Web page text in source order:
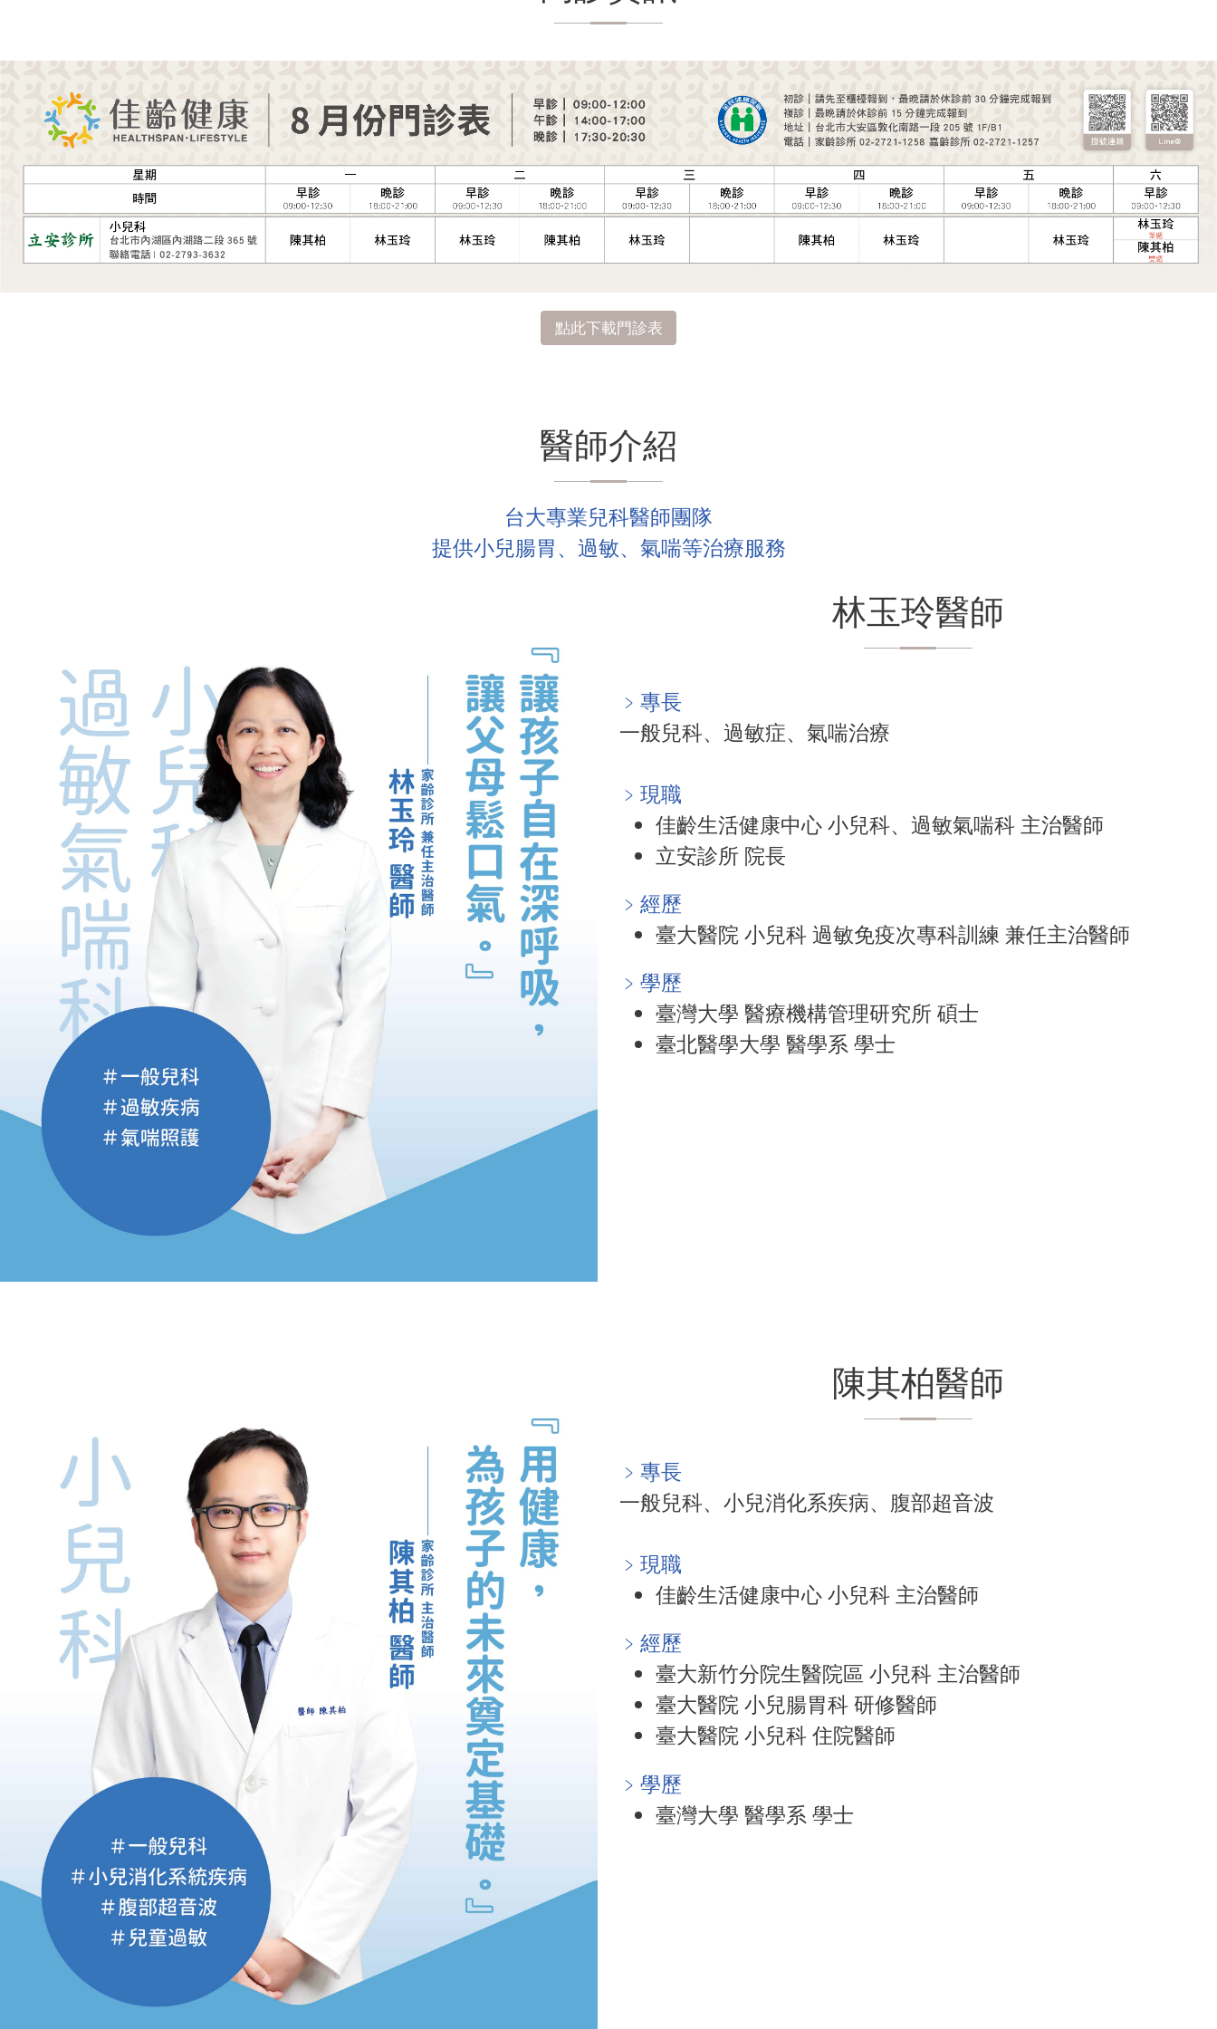
點此下載門診表
醫師介紹
台大專業兒科醫師團隊
提供小兒腸胃、過敏、氣喘等治療服務
林玉玲醫師
﹥專長
一般兒科、過敏症、氣喘治療
﹥現職
佳齡生活健康中心 小兒科、過敏氣喘科 主治醫師
立安診所 院長
﹥經歷
臺大醫院 小兒科 過敏免疫次專科訓練 兼任主治醫師
﹥學歷
臺灣大學 醫療機構管理研究所 碩士
臺北醫學大學 醫學系 學士
陳其柏醫師
﹥專長
一般兒科、小兒消化系疾病、腹部超音波
﹥現職
佳齡生活健康中心 小兒科 主治醫師
﹥經歷
臺大新竹分院生醫院區 小兒科 主治醫師
臺大醫院 小兒腸胃科 研修醫師
臺大醫院 小兒科 住院醫師
﹥學歷
臺灣大學 醫學系 學士